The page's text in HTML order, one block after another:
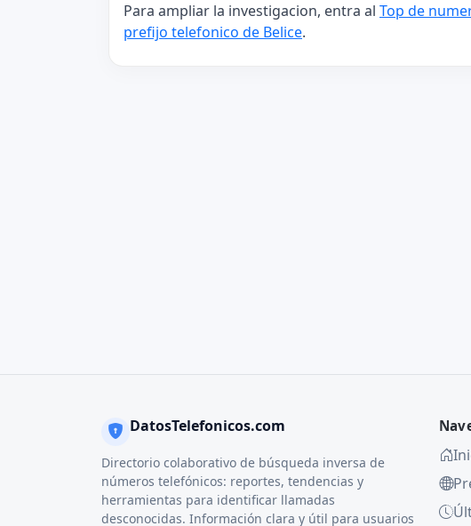
Para ampliar la investigacion, entra al Top de
prefijo telefonico de Belice.
DatosTelefonicos.com
Directorio colaborativo de búsqueda inversa de
números telefónicos: reportes, tendencias y
herramientas para identificar llamadas
desconocidas. Información clara y útil para usuarios